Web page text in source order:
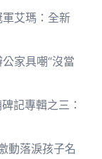
艾瑪：全新
家具嘲“沒當
記專輯之三：
動落淚孩子名